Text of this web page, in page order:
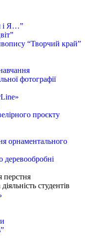
і Я…”
“Творчий край”
фотографії
проєкту
орнаментального
деревообробні
перстня
студентів